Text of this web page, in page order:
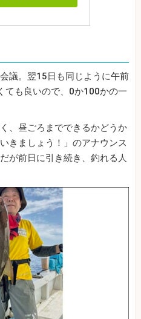
議。翌15日も同じように午前
ても良いので、0か100かの一
、昼ごろまでできるかどうか
きましょう！」のアナウンス
が前日に引き続き、釣れる人